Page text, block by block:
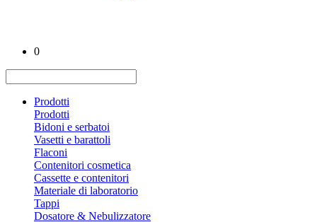
0
Prodotti
Prodotti
Bidoni e serbatoi
Vasetti e barattoli
Flaconi
Contenitori cosmetica
Cassette e contenitori
Materiale di laboratorio
Tappi
Dosatore & Nebulizzatore